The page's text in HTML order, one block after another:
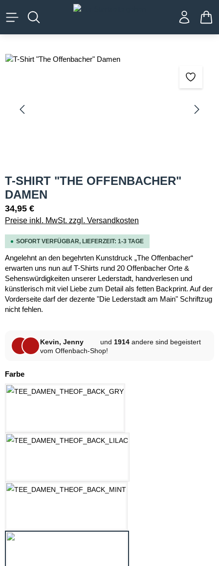
springen
Bildergalerie überspringen
T-SHIRT "THE OFFENBACHER"
DAMEN
34,95 €
Preise inkl. MwSt. zzgl. Versandkosten
SOFORT VERFÜGBAR, LIEFERZEIT: 1-3 TAGE
Angelehnt an den begehrten Kunstdruck „The Offenbacher“
erwarten uns nun auf T-Shirts rund 20 Offenbacher Orte &
Sehenswürdigkeiten unserer Lederstadt, handverlesen und
künstlerisch mit viel Liebe zum Detail als fetten Backprint. Auf der
Vorderseite darf der dezente "Die Lederstadt am Main" Schriftzug
nicht fehlen.
Kevin, Jenny und 1914 andere sind begeistert
vom Offenbach-Shop!
Farbeauswählen